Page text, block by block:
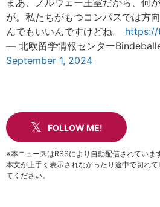
まあ、ノルウェー王室だから、何
が。私たちがもつコンパスでは方
んでもいいんですけどね。 https://
— 北欧留学情報センター
September 1, 2024
FOLLOW ME!
※本ニュースはRSSにより自動配信されていま
本文が上手く表示されなかったり途中で切れ
てください。